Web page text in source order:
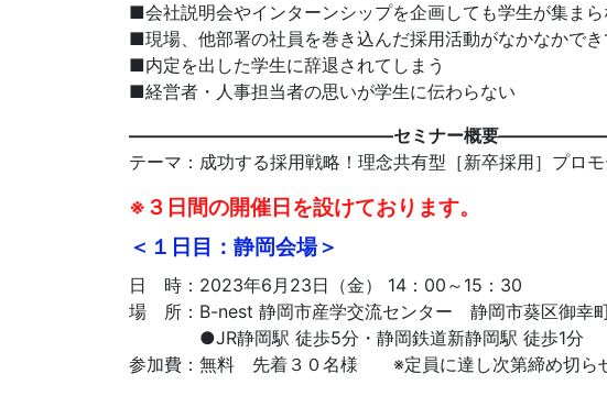
■会社説明会やインターンシップを企画しても学生が集まら
■現場、他部署の社員を巻き込んだ採用活動がなかなかで
■内定を出した学生に辞退されてしまう
■経営者・人事担当者の思いが学生に伝わらない
———————————————セミナー概要
テーマ：成功する採用戦略！理念共有型［新卒採用］プロ
※３日間の開催日を設けております。
＜１日目：静岡会場＞
日 時：2023年6月23日（金） 14：00～15：30
場 所：B-nest 静岡市産学交流センター 静岡市葵区御幸町
●JR静岡駅 徒歩5分・静岡鉄道新静岡駅 徒歩1分
参加費：無料 先着３０名様 ※定員に達し次第締め切らせ